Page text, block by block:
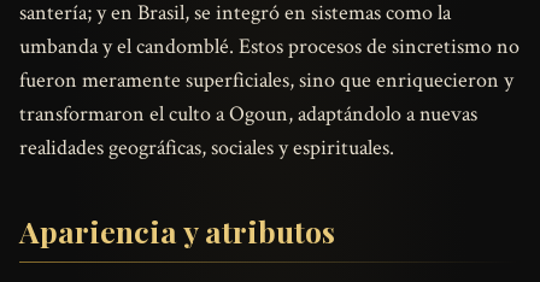
santería; y en Brasil, se integró en sistemas como la
umbanda y el candomblé. Estos procesos de sincretismo no
fueron meramente superficiales, sino que enriquecieron y
transformaron el culto a Ogoun, adaptándolo a nuevas
realidades geográficas, sociales y espirituales.
Apariencia y atributos